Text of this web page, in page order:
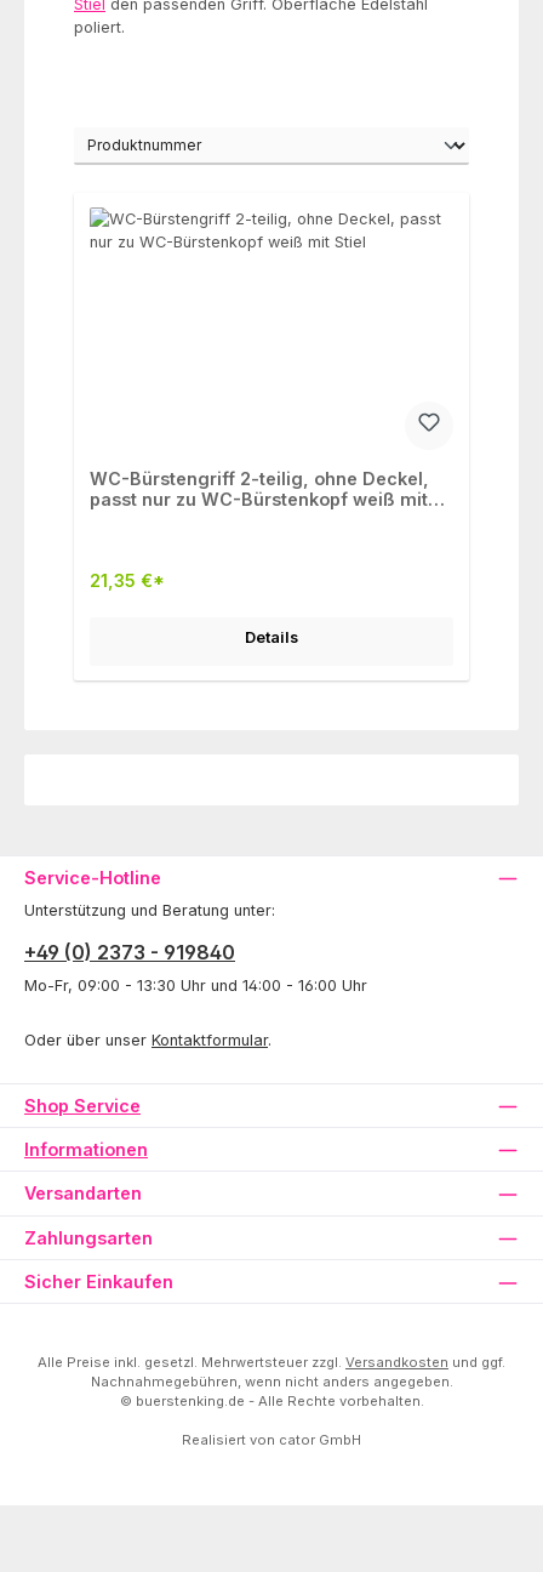
Stiel den passenden Griff. Oberfläche Edelstahl
poliert.
WC-Bürstengriff 2-teilig, ohne Deckel,
passt nur zu WC-Bürstenkopf weiß mit
21,35 €*
Details
Service-Hotline
Unterstützung und Beratung unter:
+49 (0) 2373 - 919840
Mo-Fr, 09:00 - 13:30 Uhr und 14:00 - 16:00 Uhr
Oder über unser Kontaktformular.
Shop Service
Informationen
Versandarten
Zahlungsarten
Sicher Einkaufen
Alle Preise inkl. gesetzl. Mehrwertsteuer zzgl. Versandkosten und ggf.
Nachnahmegebühren, wenn nicht anders angegeben.
© buerstenking.de - Alle Rechte vorbehalten.
Realisiert von cator GmbH